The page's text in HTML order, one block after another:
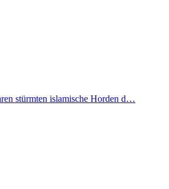
stürmten islamische Horden d…